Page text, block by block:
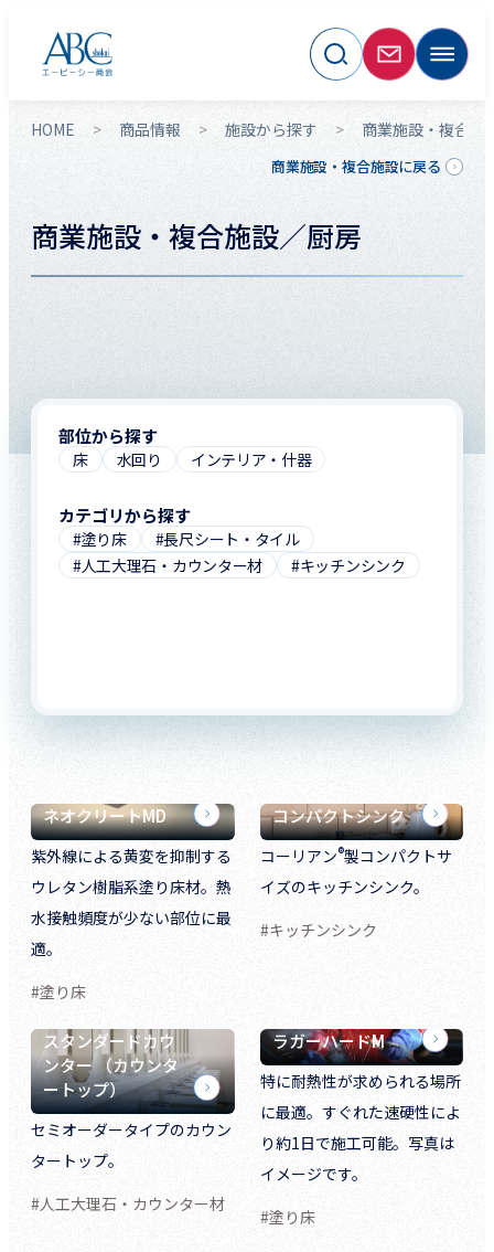
HOME 商品情報 施設から探す 商業施設・複合施
商業施設・複合施設に戻る
商業施設・複合施設／厨房
部位から探す
床 水回り インテリア・什器
カテゴリから探す
#塗り床
#長尺シート・タイル
#人工大理石・カウンター材
#キッチンシンク
ネオクリートMD
紫外線による黄変を抑制する
ウレタン樹脂系塗り床材。熱
水接触頻度が少ない部位に最
適。
#塗り床
コンパクトシンク
コーリアン®製コンパクトサ
イズのキッチンシンク。
#キッチンシンク
スタンダードカウ
ンター （カウンタ
ートップ）
セミオーダータイプのカウン
タートップ。
#人工大理石・カウンター材
ラガーハードM
特に耐熱性が求められる場所
に最適。すぐれた速硬性によ
り約1日で施工可能。写真は
イメージです。
#塗り床